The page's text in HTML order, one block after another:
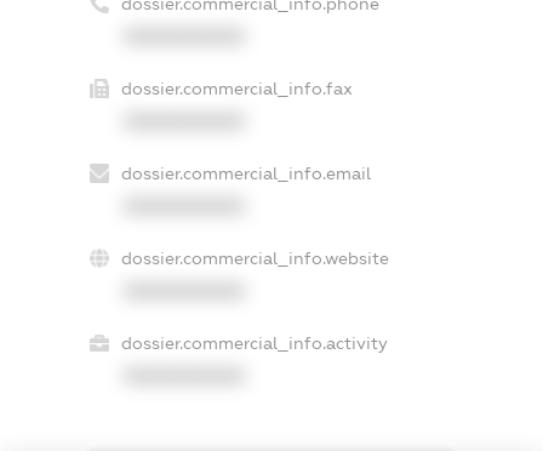
dossier.commercial_info.fax
dossier.commercial_info.email
dossier.commercial_info.website
dossier.commercial_info.activity